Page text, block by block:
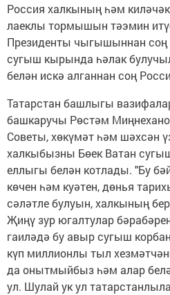
Россия халкының һәм
лаеклы тормышын тәэмин
Президенты чыгышыннан соң
сугыш кырында һәлак
белән искә алганнан соң
Татарстан башлыгы
башкаручы Рөстәм
Советы, хөкүмәт һәм шәхсән
халкыбызны Бөек Ватан
еллыгы белән котлады. "Бу
көчен һәм куәтен, дөнья
сәләтле булуын, халкының
Җиңү зур югалтулар
гаиләдә бу авыр сугыш
күп миллионлы тыл
да онытмыйбыз һәм алар
ул. Шулай ук ул